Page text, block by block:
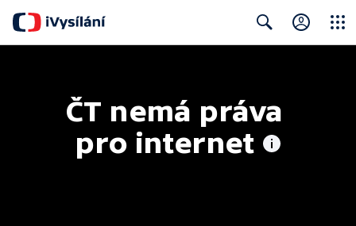
ČT nemá práva
pro internet